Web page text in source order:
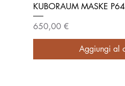
KUBORAUM MASKE
Prezzo
650,00 €
Aggiungi al